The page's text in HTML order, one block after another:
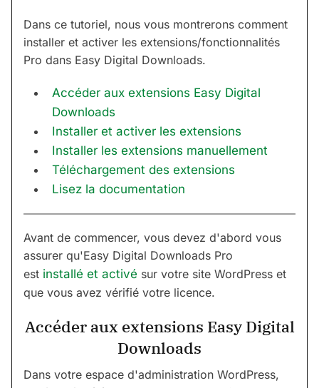
Dans ce tutoriel, nous vous montrerons comment
installer et activer les extensions/fonctionnalités
Pro dans Easy Digital Downloads.
Accéder aux extensions Easy Digital
Downloads
Installer et activer les extensions
Installer les extensions manuellement
Téléchargement des extensions
Lisez la documentation
Avant de commencer, vous devez d'abord vous
assurer qu'Easy Digital Downloads Pro
est installé et activé sur votre site WordPress et
que vous avez vérifié votre licence.
Accéder aux extensions Easy Digital
Downloads
Dans votre espace d'administration WordPress,